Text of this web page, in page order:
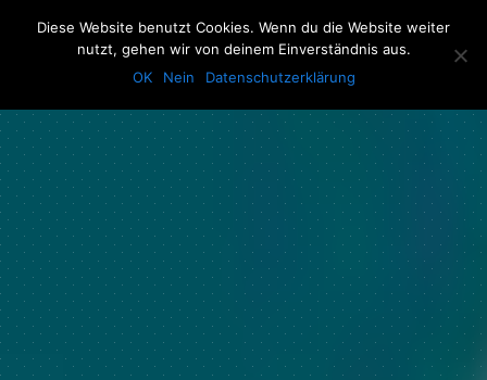
The Howling Men
Diese Website benutzt Cookies. Wenn du die Website weiter
nutzt, gehen wir von deinem Einverständnis aus.
OK
Nein Datenschutzerklärung